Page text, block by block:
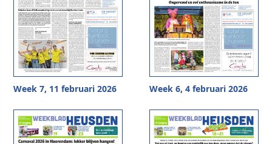
Week 7, 11 februari 2026 Week 6, 4 februari 2026